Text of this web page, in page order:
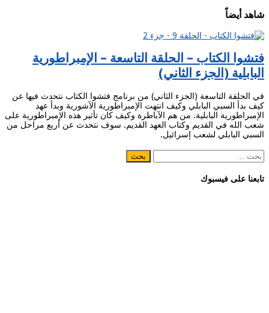
شاهد أيضاً
فتشوا الكتاب – الحلقة التاسعة – الإمبراطورية
البابلية (الجزء الثاني)
في الحلقة التاسعة (الجزء الثاني) من برنامج فتشوا الكتاب نتحدث فيها عن
كيف بدأ السبي البابلي وكيف انتهت الإمبراطورية الآشورية وبدأ عهد
الإمبراطورية البابلية. من هم الآباطرة وكيف كان تأثير هذه الإمبراطورية على
شعب الله في القديم وكتاب العهد القديم. سوف نتحدث عن أربع مراحل من
السبي البابلي لشعب إسرائيل.
البحث
عن:
تابعنا على فيسبوك